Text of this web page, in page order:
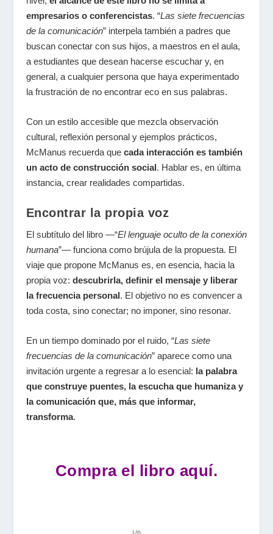
empresarios o conferencistas. “Las siete frecuencias
de la comunicación”interpela también a padres que
buscan conectar con sus hijos, a maestros en el aula,
a estudiantes que desean hacerse escuchar y, en
general, a cualquier persona que haya experimentado
la frustración de no encontrar eco en sus palabras.
Con un estilo accesible que mezcla observación
cultural, reflexión personal y ejemplos prácticos,
McManus recuerda que cada interacción es también
un acto de construcción social. Hablar es, en última
instancia, crear realidades compartidas.
Encontrar la propia voz
El subtítulo del libro —“El lenguaje oculto de la conexión
humana”— funciona como brújula de la propuesta. El
viaje que propone McManus es, en esencia, hacia la
propia voz: descubrirla, definir el mensaje y liberar
la frecuencia personal. El objetivo no es convencer a
toda costa, sino conectar; no imponer, sino resonar.
En un tiempo dominado por el ruido, “Las siete
frecuencias de la comunicación”aparece como una
invitación urgente a regresar a lo esencial: la palabra
que construye puentes, la escucha que humaniza y
la comunicación que, más que informar,
transforma.
Compra el libro aquí.